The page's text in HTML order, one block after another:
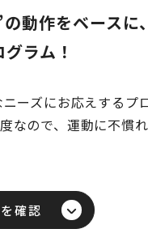
動作をベース
ラム！
ーズにお応えするプ
なので、運動に不慣
確認